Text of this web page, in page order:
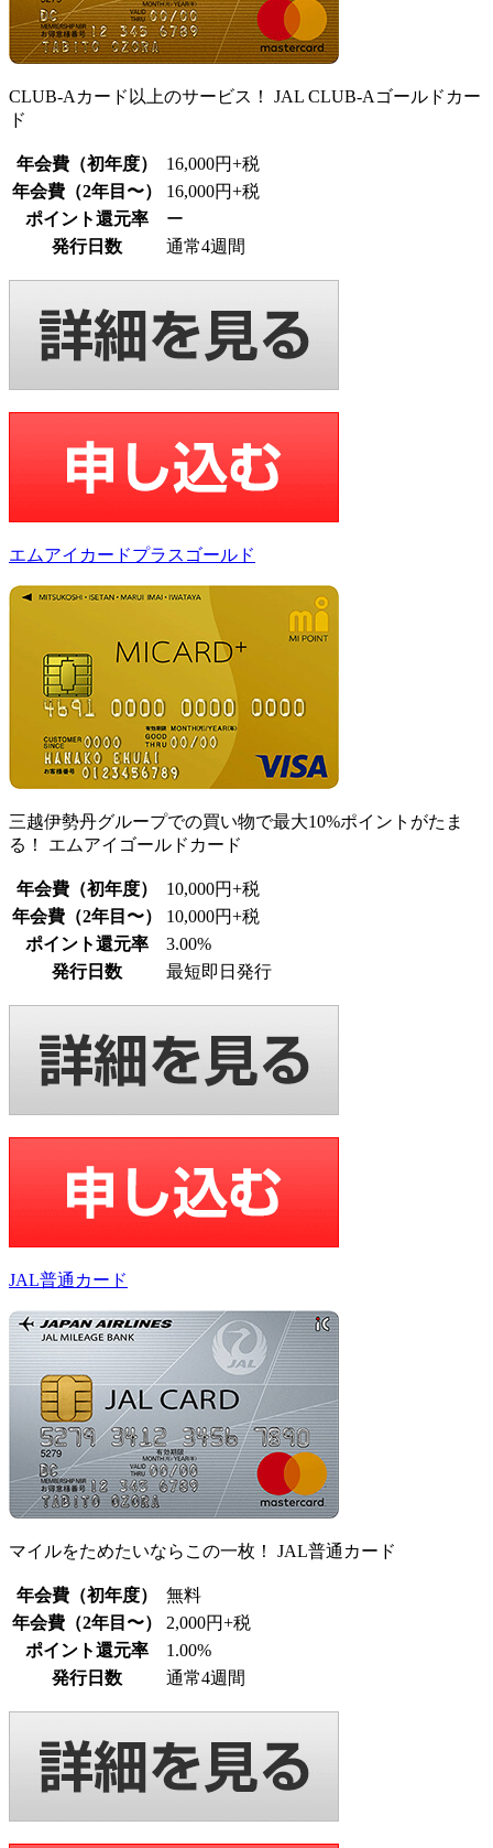
CLUB-Aカード以上のサービス！ JAL CLUB-Aゴールドカー
ド
年会費（初年度）
16,000円+税
年会費（2年目〜）
16,000円+税
ポイント還元率
ー
発行日数
通常4週間
エムアイカードプラスゴールド
三越伊勢丹グループでの買い物で最大10%ポイントがたま
る！ エムアイゴールドカード
年会費（初年度）
10,000円+税
年会費（2年目〜）
10,000円+税
ポイント還元率
3.00%
発行日数
最短即日発行
JAL普通カード
マイルをためたいならこの一枚！ JAL普通カード
年会費（初年度）
無料
年会費（2年目〜）
2,000円+税
ポイント還元率
1.00%
発行日数
通常4週間